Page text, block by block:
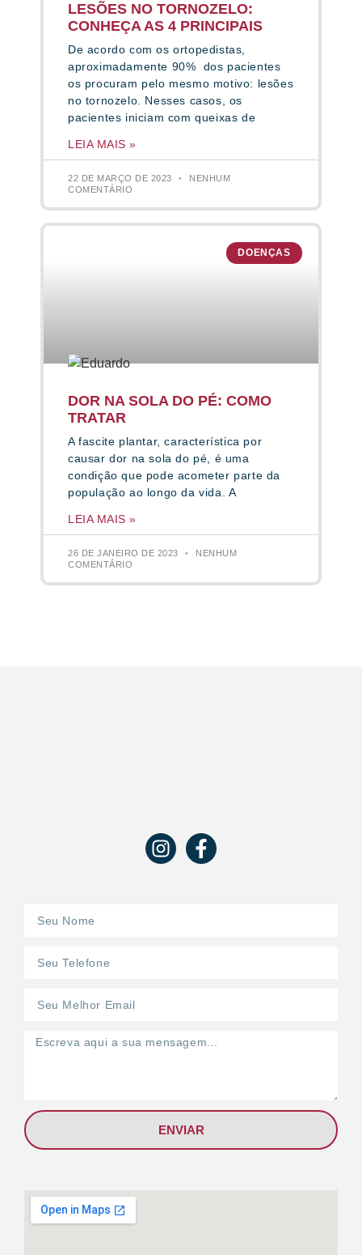
LESÕES NO TORNOZELO:
CONHEÇA AS 4 PRINCIPAIS
De acordo com os ortopedistas,
aproximadamente 90% dos pacientes
os procuram pelo mesmo motivo: lesões
no tornozelo. Nesses casos, os
pacientes iniciam com queixas de
LEIA MAIS »
22 DE MARÇO DE 2023
NENHUM
COMENTÁRIO
DOENÇAS
DOR NA SOLA DO PÉ: COMO
TRATAR
A fascite plantar, característica por
causar dor na sola do pé, é uma
condição que pode acometer parte da
população ao longo da vida. A
LEIA MAIS »
26 DE JANEIRO DE 2023
NENHUM
COMENTÁRIO
ENVIAR